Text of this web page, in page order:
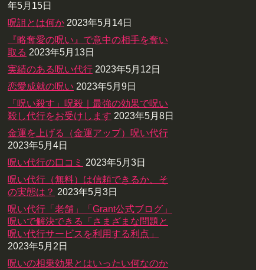
年5月15日
呪詛とは何か 2023年5月14日
『略奪愛の呪い』で意中の相手を奪い
取る 2023年5月13日
実績のある呪い代行 2023年5月12日
恋愛成就の呪い 2023年5月9日
「呪い殺す」呪殺｜最強の効果で呪い
殺し代行をお受けします 2023年5月8日
金運を上げる（金運アップ）呪い代行
2023年5月4日
呪い代行の口コミ 2023年5月3日
呪い代行（無料）は信頼できるか、そ
の実態は？ 2023年5月3日
呪い代行「老舗」「Grant公式ブログ」
呪いで解決できる「さまざまな問題と
呪い代行サービスを利用する利点」
2023年5月2日
呪いの相乗効果とはいったい何なのか